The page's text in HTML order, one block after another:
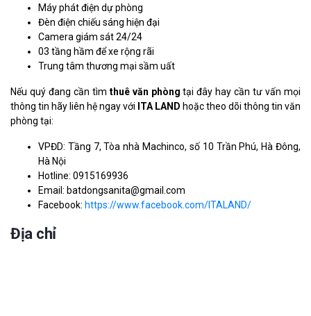
Máy phát điện dự phòng
Đèn điện chiếu sáng hiện đại
Camera giám sát 24/24
03 tầng hầm để xe rộng rãi
Trung tâm thương mại sầm uất
Nếu quý đang cần tìm thuê văn phòng tại đây hay cần tư vấn mọi
thông tin hãy liên hệ ngay với ITA LAND hoặc theo dõi thông tin văn
phòng tại:
VPĐD: Tầng 7, Tòa nhà Machinco, số 10 Trần Phú, Hà Đông,
Hà Nội
Hotline: 0915169936
Email: batdongsanita@gmail.com
Facebook: https://www.facebook.com/ITALAND/
Địa chỉ